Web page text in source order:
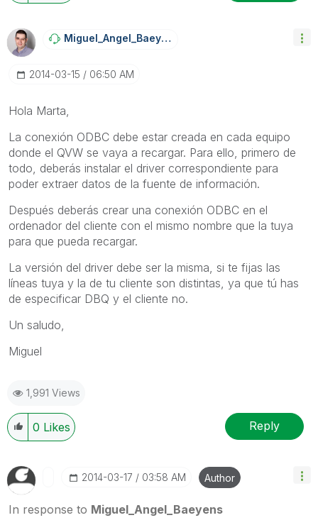
Miguel_Angel_BaEyens
‎2014-03-15 06:50 AM
Hola Marta,
La conexión ODBC debe estar creada en cada equipo
donde el QVW se vaya a recargar. Para ello, primero de
todo, deberás instalar el driver correspondiente para
poder extraer datos de la fuente de información.
Después deberás crear una conexión ODBC en el
ordenador del cliente con el mismo nombre que la tuya
para que pueda recargar.
La versión del driver debe ser la misma, si te fijas las
líneas tuya y la de tu cliente son distintas, ya que tú has
de especificar DBQ y el cliente no.
Un saludo,
Miguel
1,991 Views
0 Likes Reply
‎2014-03-17 03:58 AM Author
In response to Miguel_Angel_Baeyens